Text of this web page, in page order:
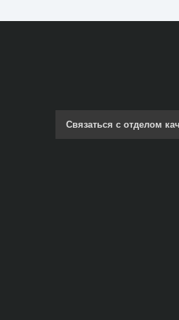
Связаться с отделом